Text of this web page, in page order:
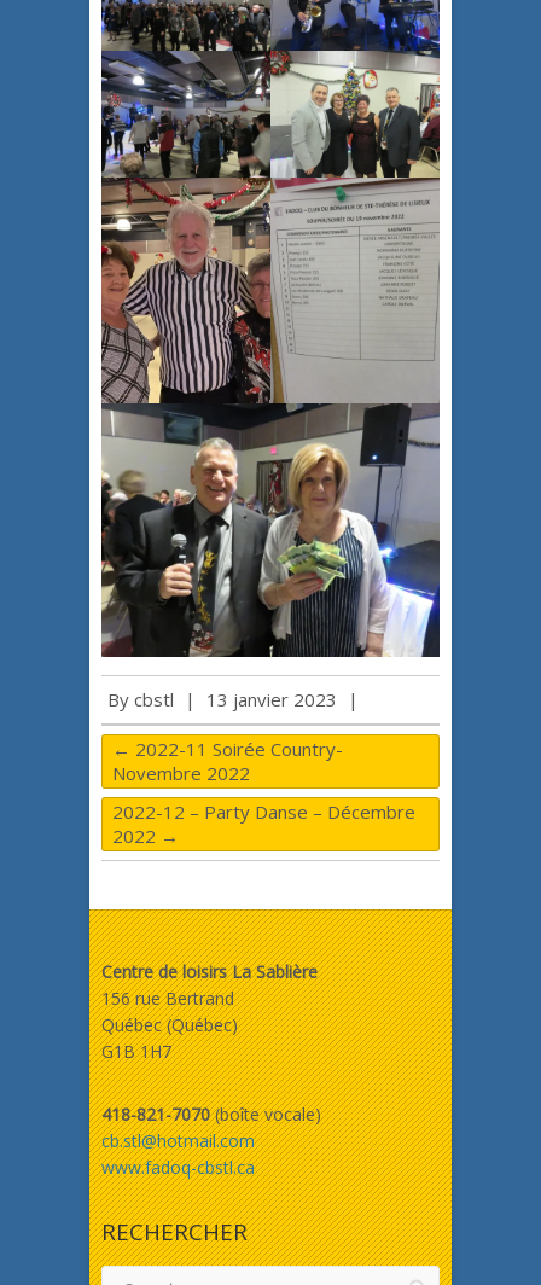
By cbstl | 13 janvier 2023 |
← 2022-11 Soirée Country-
Novembre 2022
2022-12 – Party Danse – Décembre
2022 →
Centre de loisirs La Sablière
156 rue Bertrand
Québec (Québec)
G1B 1H7
418-821-7070(boîte vocale)
cb.stl@hotmail.com
www.fadoq-cbstl.ca
RECHERCHER